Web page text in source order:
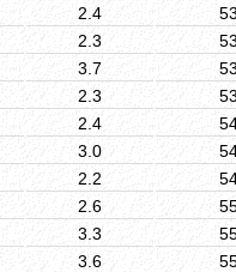
2.4
2.3
3.7
2.3
2.4
3.0
2.2
2.6
3.3
3.6